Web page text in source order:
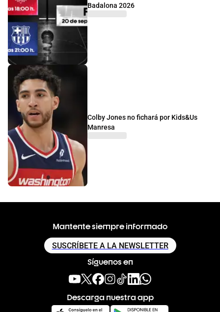
Badalona 2026
Colby Jones no fichará por Kids&Us
Manresa
Mantente siempre informado
SUSCRÍBETE A LA NEWSLETTER
Síguenos en
Descarga nuestra app